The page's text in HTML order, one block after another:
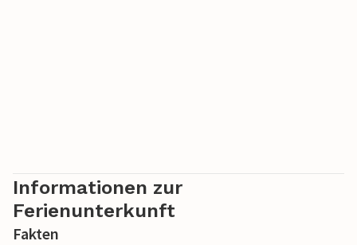
Informationen zur
Ferienunterkunft
Fakten